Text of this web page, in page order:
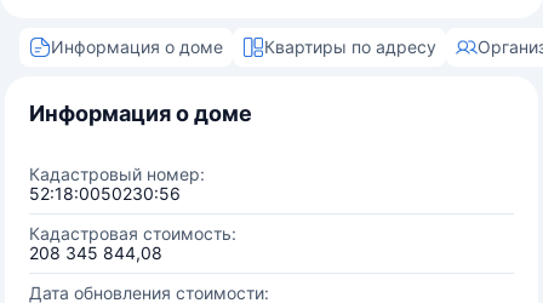
Информация о доме Квартиры по адресу
Информация о доме
Кадастровый номер:
52:18:0050230:56
Кадастровая стоимость:
208 345 844,08
Дата обновления стоимости: